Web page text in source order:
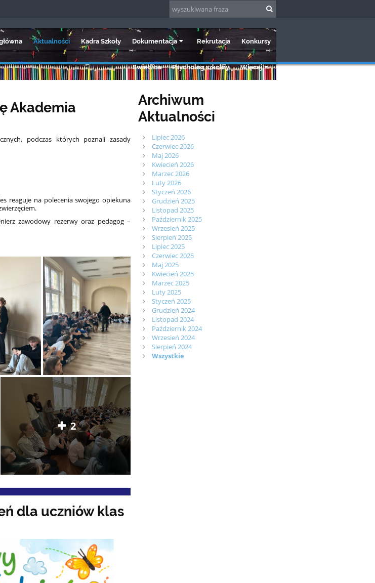
Aktualności Kadra Szkoły Dokumentacja Rekrutacja Konkursy
Świetlica Psycholog szkolny Więcej
Akademia
podczas których poznali zasady
reaguje na polecenia swojego opiekuna
zawodowy rezerwy oraz pedagog –
2
dla uczniów klas
Archiwum
Aktualności
Lipiec 2026
Czerwiec 2026
Maj 2026
Kwiecień 2026
Marzec 2026
Luty 2026
Styczeń 2026
Grudzień 2025
Listopad 2025
Październik 2025
Wrzesień 2025
Sierpień 2025
Lipiec 2025
Czerwiec 2025
Maj 2025
Kwiecień 2025
Marzec 2025
Luty 2025
Styczeń 2025
Grudzień 2024
Listopad 2024
Październik 2024
Wrzesień 2024
Sierpień 2024
Wszystkie